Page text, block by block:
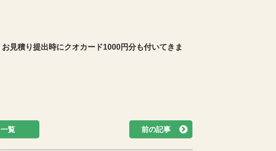
お見積り提出時にクオカード1000円分も付いてきま
一覧 前の記事